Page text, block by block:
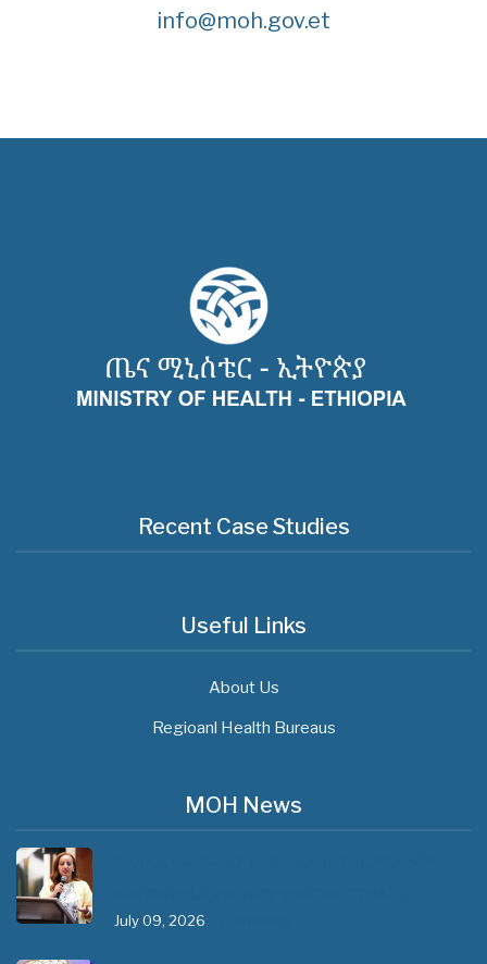
info@moh.gov.et
Recent Case Studies
Useful Links
About Us
Regioanl Health Bureaus
MOH News
July 09, 2026